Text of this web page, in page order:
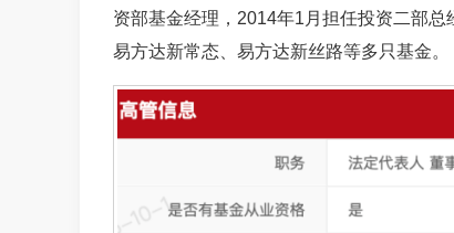
资部基金经理，2014年1月担任投资二部总
易方达新常态、易方达新丝路等多只基金。